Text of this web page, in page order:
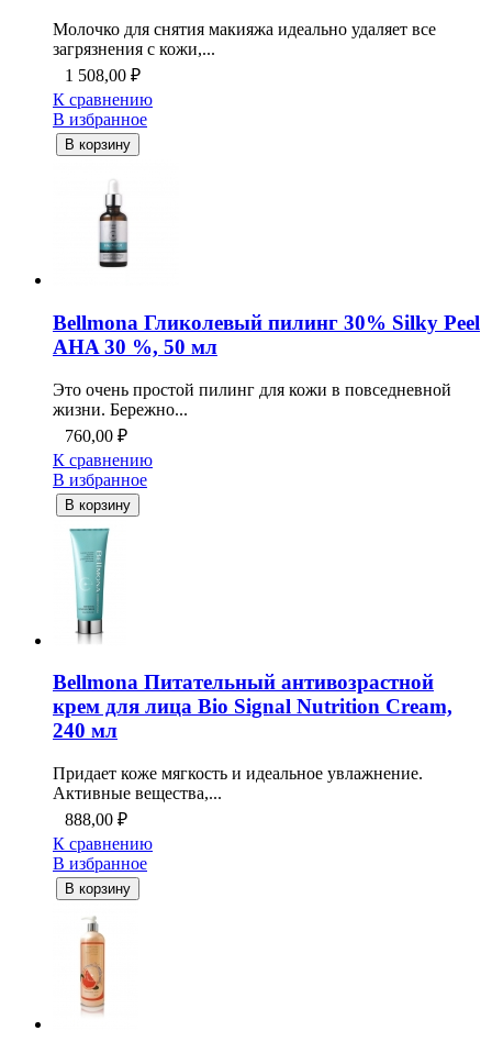
Молочко для снятия макияжа идеально удаляет все
загрязнения с кожи,...
1 508,00 ₽
К сравнению
В избранное
В корзину
Bellmona Гликолевый пилинг 30% Silky Peel
AHA 30 %, 50 мл
Это очень простой пилинг для кожи в повседневной
жизни. Бережно...
760,00 ₽
К сравнению
В избранное
В корзину
Bellmona Питательный антивозрастной
крем для лица Bio Signal Nutrition Cream,
240 мл
Придает коже мягкость и идеальное увлажнение.
Активные вещества,...
888,00 ₽
К сравнению
В избранное
В корзину